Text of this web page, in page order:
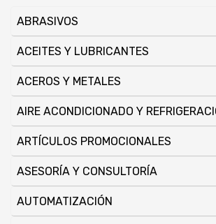
ABRASIVOS
ACEITES Y LUBRICANTES
ACEROS Y METALES
AIRE ACONDICIONADO Y
ARTÍ­CULOS PROMOCIONALES
ASESORÍ­A Y CONSULTORÍ­A
AUTOMATIZACIÓN